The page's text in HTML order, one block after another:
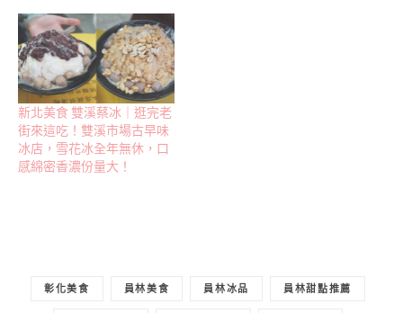
新北美食 雙溪蔡冰｜逛完老
街來這吃！雙溪市場古早味
冰店，雪花冰全年無休，口
感綿密香濃份量大！
彰化美食 員林美食 員林冰品 員林甜點推薦